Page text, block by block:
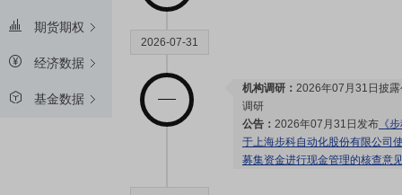
期货期权
经济数据
基金数据
2026-07-31
机构调研： 2026年07月31日披
调研
公告： 2026年07月31日发布 《
于上海步科自动化股份有限公司
募集资金进行现金管理的核查意